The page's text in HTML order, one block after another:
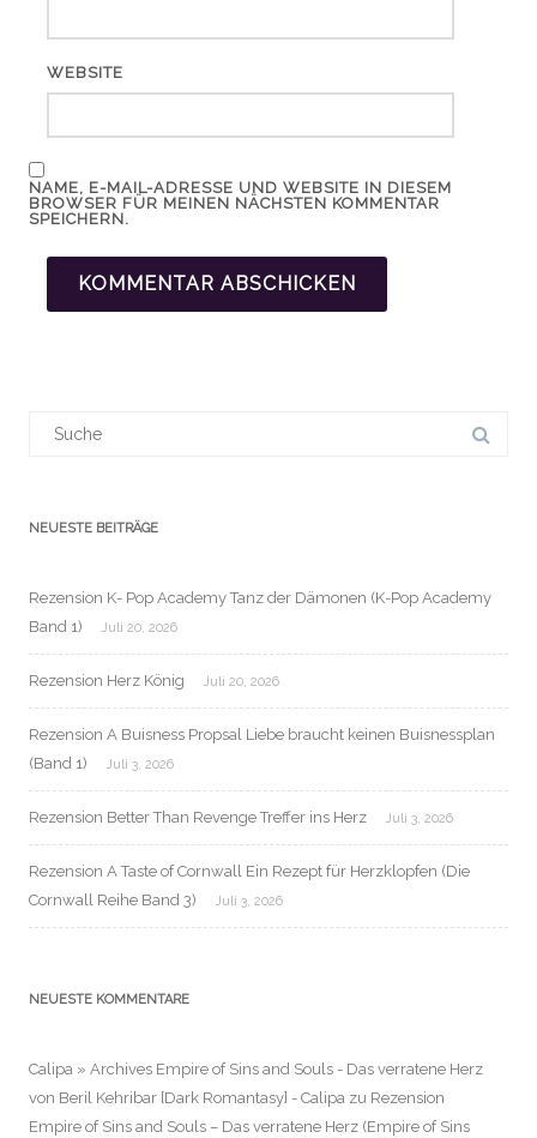
WEBSITE
NAME, E-MAIL-ADRESSE UND WEBSITE IN DIESEM
BROWSER FÜR MEINEN NÄCHSTEN KOMMENTAR
SPEICHERN.
NEUESTE BEITRÄGE
Rezension K- Pop Academy Tanz der Dämonen (K-Pop Academy
Band 1)
Juli 20, 2026
Rezension Herz König Juli 20, 2026
Rezension A Buisness Propsal Liebe braucht keinen Buisnessplan
(Band 1)
Juli 3, 2026
Rezension Better Than Revenge Treffer ins Herz Juli 3, 2026
Rezension A Taste of Cornwall Ein Rezept für Herzklopfen (Die
Cornwall Reihe Band 3)
Juli 3, 2026
NEUESTE KOMMENTARE
Calipa » Archives Empire of Sins and Souls - Das verratene Herz
von Beril Kehribar [Dark Romantasy] - Calipa zu Rezension
Empire of Sins and Souls – Das verratene Herz (Empire of Sins